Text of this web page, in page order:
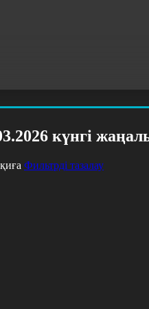
күнгі
Фильтрді тазалау